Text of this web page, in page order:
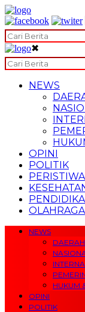
✖
NEWS
OPINI
POLITIK
PERISTIWA
OLAHRAGA
NEWS
DAERAH
HUKUM
OPINI
POLITIK